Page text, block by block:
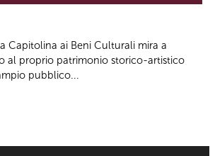
Capitolina ai Beni Culturali mira a
al proprio patrimonio storico-artistico
pubblico...